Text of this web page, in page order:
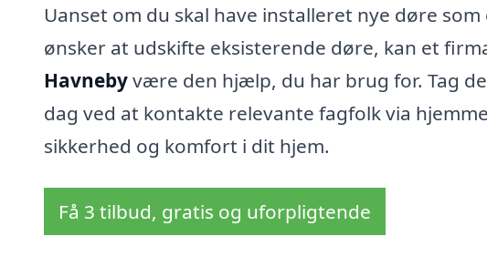
Uanset om du skal have installeret nye døre
ønsker at udskifte eksisterende døre, kan et
Havnebyvære den hjælp, du har brug for. Tag
dag ved at kontakte relevante fagfolk via
sikkerhed og komfort i dit hjem.
Få 3 tilbud, gratis og uforpligtende